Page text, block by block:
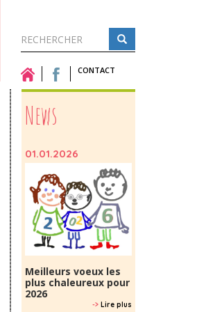
Formulaire
de
recherche
Rechercher CONTACT
News
01.01.2026
Meilleurs voeux les
plus chaleureux pour
2026
-> Lire plus